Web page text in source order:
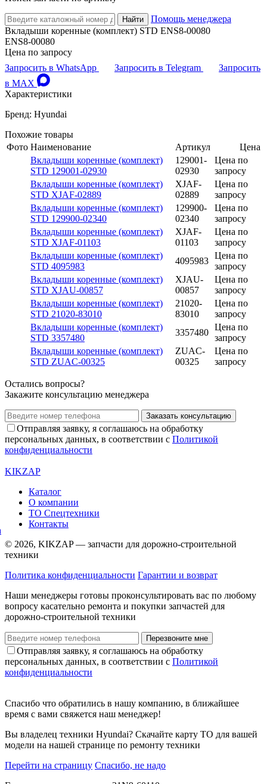
Найти
Помощь менеджера
Вкладыши коренные (комплект) STD ENS8-00080
ENS8-00080
Цена по запросу
Запросить в WhatsApp
Запросить в Telegram
Запросить
в MAX
Характеристики
Бренд: Hyundai
Похожие товары
Фото Наименование Артикул
Цена
Вкладыши коренные (комплект)
STD 129001-02930
129001-
02930
Цена по
запросу
Вкладыши коренные (комплект)
STD XJAF-02889
XJAF-
02889
Цена по
запросу
Вкладыши коренные (комплект)
STD 129900-02340
129900-
02340
Цена по
запросу
Вкладыши коренные (комплект)
STD XJAF-01103
XJAF-
01103
Цена по
запросу
Вкладыши коренные (комплект)
STD 4095983
4095983
Цена по
запросу
Вкладыши коренные (комплект)
STD XJAU-00857
XJAU-
00857
Цена по
запросу
Вкладыши коренные (комплект)
STD 21020-83010
21020-
83010
Цена по
запросу
Вкладыши коренные (комплект)
STD 3357480
3357480
Цена по
запросу
Вкладыши коренные (комплект)
STD ZUAC-00325
ZUAC-
00325
Цена по
запросу
Остались вопросы?
Закажите консультацию менеджера
Заказать консультацию
Отправляя заявку, я соглашаюсь на обработку
персональных данных, в соответствии с Политикой
конфиденциальности
KIKZAP
Каталог
О компании
ТО Спецтехники
Контакты
© 2026, KIKZAP — запчасти для дорожно-строительной
техники
Политика конфиденциальности Гарантии и возврат
Наши менеджеры готовы проконсультировать вас по любому
вопросу касательно ремонта и покупки запчастей для
дорожно-строительной техники
Перезвоните мне
Отправляя заявку, я соглашаюсь на обработку
персональных данных, в соответствии с Политикой
конфиденциальности
Спасибо что обратились в нашу компанию, в ближайшее
время с вами свяжется наш менеджер!
Вы владелец техники Hyundai? Скачайте карту ТО для вашей
модели на нашей странице по ремонту техники
Перейти на страницу Спасибо, не надо